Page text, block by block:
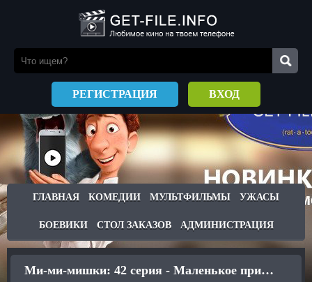
РЕГИСТРАЦИЯ ВХОД
ГЛАВНАЯ КОМЕДИИ МУЛЬТФИЛЬМЫ УЖАСЫ
БОЕВИКИ СТОЛ ЗАКАЗОВ АДМИНИСТРАЦИЯ
Ми-ми-мишки: 42 серия - Маленькое приключение (2017)